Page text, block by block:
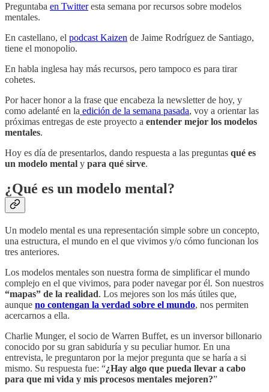
Preguntaba en Twitteresta semana por recursos sobre modelos
mentales.
En castellano, el podcast Kaizen de Jaime Rodríguez de Santiago,
tiene el monopolio.
En habla inglesa hay más recursos, pero tampoco es para tirar
cohetes.
Por hacer honor a la frase que encabeza la newsletter de hoy, y
como adelanté en la edición de la semana pasada, voy a orientar las
próximas entregas de este proyecto a entender mejor los modelos
mentales.
Hoy es día de presentarlos, dando respuesta a las preguntas qué es
un modelo mental y para qué sirve.
¿Qué es un modelo mental?
Un modelo mental es una representación simple sobre un concepto,
una estructura, el mundo en el que vivimos y/o cómo funcionan los
tres anteriores.
Los modelos mentales son nuestra forma de simplificar el mundo
complejo en el que vivimos, para poder navegar por él. Son nuestros
“mapas” de la realidad. Los mejores son los más útiles que,
aunque no contengan la verdad sobre el mundo, nos permiten
acercarnos a ella.
Charlie Munger, el socio de Warren Buffet, es un inversor billonario
conocido por su gran sabiduría y su peculiar humor. En una
entrevista, le preguntaron por la mejor pregunta que se haría a si
mismo. Su respuesta fue: “¿Hay algo que pueda llevar a cabo
para que mi vida y mis procesos mentales mejoren?”